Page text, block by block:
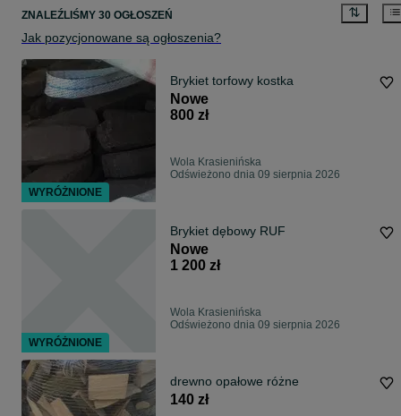
ZNALEŹLIŚMY 30 OGŁOSZEŃ
Jak pozycjonowane są ogłoszenia?
Brykiet torfowy kostka
Nowe
800 zł
Wola Krasienińska
Odświeżono dnia 09 sierpnia 2026
Brykiet dębowy RUF
Nowe
1 200 zł
Wola Krasienińska
Odświeżono dnia 09 sierpnia 2026
drewno opałowe różne
140 zł
WYRÓŻNIONE
WYRÓŻNIONE